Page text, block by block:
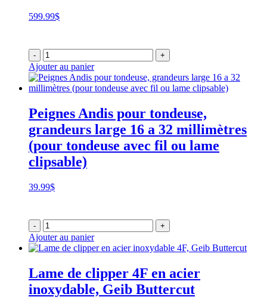
599.99$
- +
Ajouter au panier
Peignes Andis pour tondeuse,
grandeurs large 16 a 32 millimètres
(pour tondeuse avec fil ou lame
clipsable)
39.99$
- +
Ajouter au panier
Lame de clipper 4F en acier
inoxydable, Geib Buttercut